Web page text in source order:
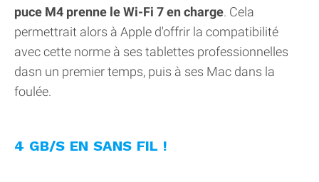
puce M4 prenne le Wi-Fi 7 en charge. Cela
permettrait alors à Apple d'offrir la compatibilité
avec cette norme à ses tablettes professionnelles
dasn un premier temps, puis à ses Mac dans la
foulée.
4 GB/S EN SANS FIL !